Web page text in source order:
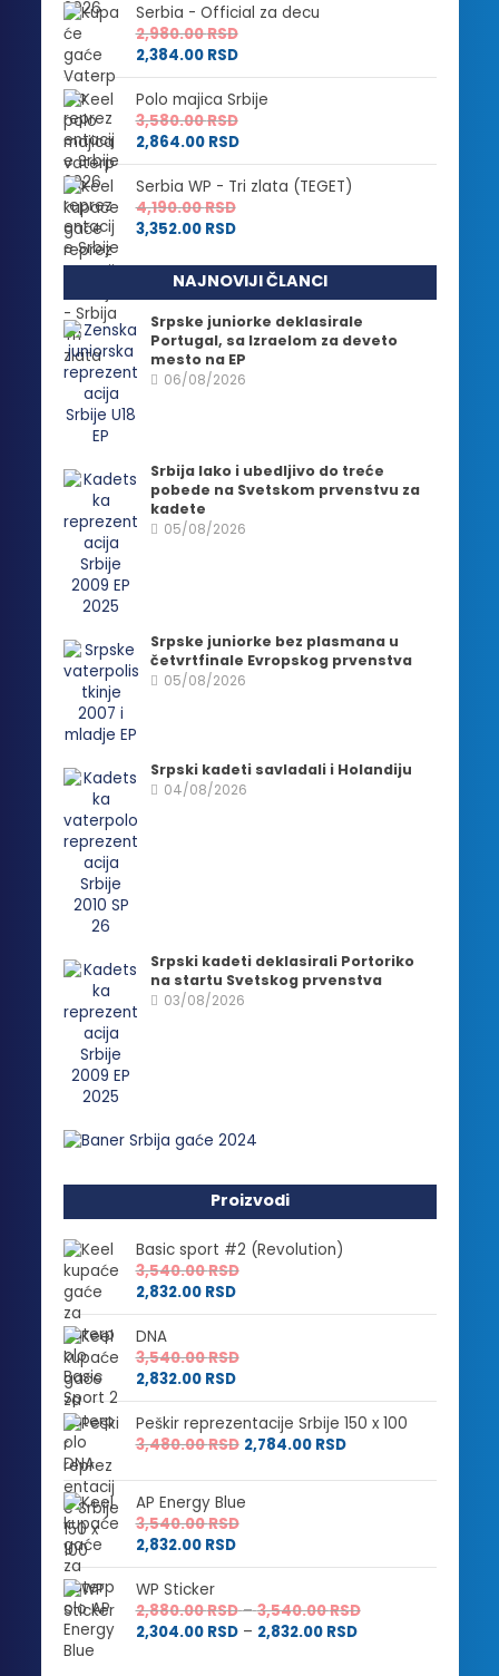
Serbia - Official za decu
2,980.00RSD
2,384.00 RSD
Polo majica Srbije
3,580.00RSD
2,864.00 RSD
Serbia WP - Tri zlata (TEGET)
4,190.00RSD
3,352.00 RSD
NAJNOVIJI ČLANCI
Srpske juniorke deklasirale
Portugal, sa Izraelom za deveto
mesto na EP
06/08/2026
Srbija lako i ubedljivo do treće
pobede na Svetskom prvenstvu za
kadete
05/08/2026
Srpske juniorke bez plasmana u
četvrtfinale Evropskog prvenstva
05/08/2026
Srpski kadeti savladali i Holandiju
04/08/2026
Srpski kadeti deklasirali Portoriko
na startu Svetskog prvenstva
03/08/2026
Proizvodi
Basic sport #2 (Revolution)
3,540.00RSD
2,832.00 RSD
DNA
3,540.00RSD
2,832.00 RSD
Peškir reprezentacije Srbije 150 x 100
3,480.00RSD 2,784.00 RSD
AP Energy Blue
3,540.00RSD
2,832.00 RSD
WP Sticker
2,880.00RSD – 3,540.00RSDRaspon
2,304.00 RSD – 2,832.00 RSDRaspon